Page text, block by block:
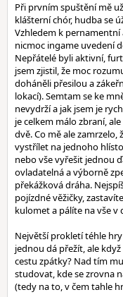
Při prvním spuštění mě
klášterní chór, hudba se
Vzhledem k pernamentní
nicmoc ingame uvedení
Nepřátelé byli aktivní,
jsem zjistil, že moc
doháněli přesilou a
lokací). Semtam se ke
nevydrží a jak jsem je
je celkem málo zbraní,
dvě. Co mě ale zamrzelo,
vystřílet na jednoho
nebo vše vyřešit jednou
ovladatelná a výborně
překážková dráha.
pojízdné věžičky,
kulomet a pálíte na vše v
Největší prokletí téhle
jednou dá přežít, ale
cestu zpátky? Nad tím
studovat, kde se zrovna
(tedy na to, v čem tahle